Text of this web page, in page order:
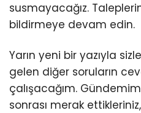
susmayacağız.
bildirmeye devam edin.
Yarın yeni bir yazıyla
gelen diğer soruların
çalışacağım.
sonrası merak